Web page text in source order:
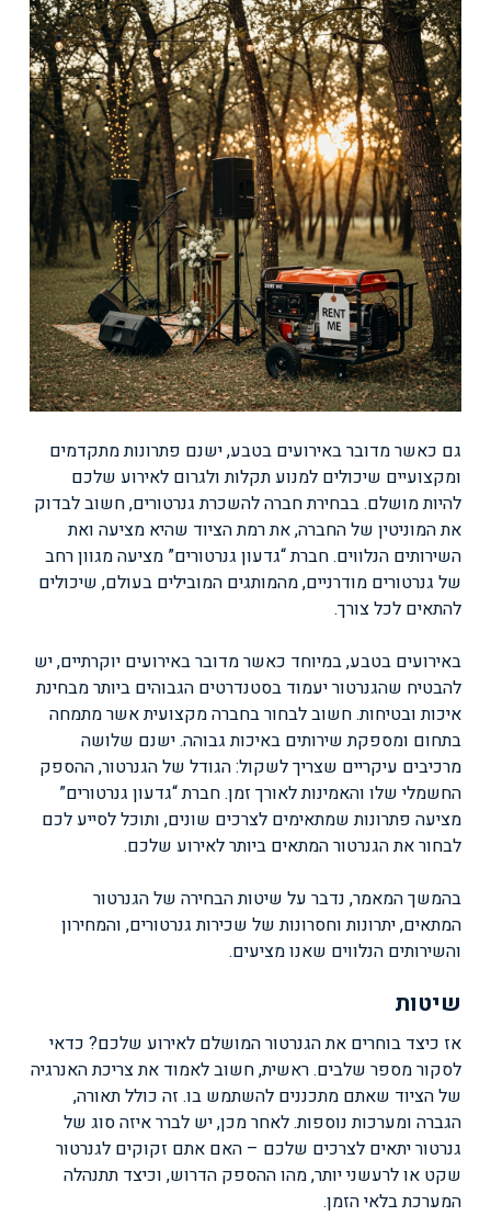
גם כאשר מדובר באירועים בטבע, ישנם פתרונות מתקדמים
ומקצועיים שיכולים למנוע תקלות ולגרום לאירוע שלכם
להיות מושלם. בבחירת חברה להשכרת גנרטורים, חשוב לבדוק
את המוניטין של החברה, את רמת הציוד שהיא מציעה ואת
השירותים הנלווים. חברת “גדעון גנרטורים” מציעה מגוון רחב
של גנרטורים מודרניים, מהמותגים המובילים בעולם, שיכולים
להתאים לכל צורך.
באירועים בטבע, במיוחד כאשר מדובר באירועים יוקרתיים, יש
להבטיח שהגנרטור יעמוד בסטנדרטים הגבוהים ביותר מבחינת
איכות ובטיחות. חשוב לבחור בחברה מקצועית אשר מתמחה
בתחום ומספקת שירותים באיכות גבוהה. ישנם שלושה
מרכיבים עיקריים שצריך לשקול: הגודל של הגנרטור, ההספק
החשמלי שלו והאמינות לאורך זמן. חברת “גדעון גנרטורים”
מציעה פתרונות שמתאימים לצרכים שונים, ותוכל לסייע לכם
לבחור את הגנרטור המתאים ביותר לאירוע שלכם.
בהמשך המאמר, נדבר על שיטות הבחירה של הגנרטור
המתאים, יתרונות וחסרונות של שכירות גנרטורים, והמחירון
והשירותים הנלווים שאנו מציעים.
שיטות
אז כיצד בוחרים את הגנרטור המושלם לאירוע שלכם? כדאי
לסקור מספר שלבים. ראשית, חשוב לאמוד את צריכת האנרגיה
של הציוד שאתם מתכננים להשתמש בו. זה כולל תאורה,
הגברה ומערכות נוספות. לאחר מכן, יש לברר איזה סוג של
גנרטור יתאים לצרכים שלכם – האם אתם זקוקים לגנרטור
שקט או לרעשני יותר, מהו ההספק הדרוש, וכיצד תתנהלה
המערכת בלאי הזמן.